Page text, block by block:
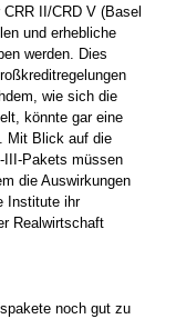
II/CRD V (Basel
und erhebliche
werden. Dies
wie sich die
könnte gar eine
Mit Blick auf die
III-Pakets müssen
die Auswirkungen
Institute ihr
Realwirtschaft
noch gut zu